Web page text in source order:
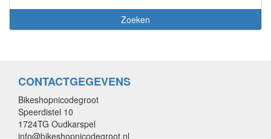
CONTACTGEGEVENS
Bikeshopnicodegroot
Speerdistel 10
1724TG Oudkarspel
info@bikeshopnicodegroot.nl